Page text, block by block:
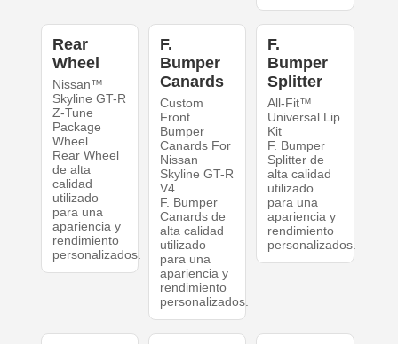
Rear
Wheel
Nissan™
Skyline GT-R
Z-Tune
Package
Wheel
Rear Wheel
de alta
calidad
utilizado
para una
apariencia y
rendimiento
personalizados.
F.
Bumper
Canards
Custom
Front
Bumper
Canards For
Nissan
Skyline GT-R
V4
F. Bumper
Canards de
alta calidad
utilizado
para una
apariencia y
rendimiento
personalizados.
F.
Bumper
Splitter
All-Fit™
Universal Lip
Kit
F. Bumper
Splitter de
alta calidad
utilizado
para una
apariencia y
rendimiento
personalizados.